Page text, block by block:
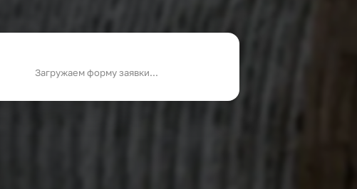
Загружаем форму заявки...